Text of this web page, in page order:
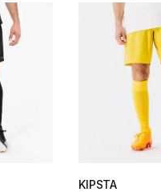
KIPSTA